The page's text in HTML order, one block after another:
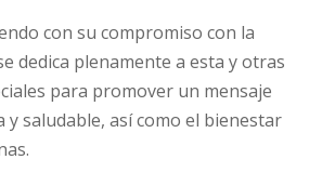
con su compromiso con la
dedica plenamente a esta y otras
para promover un mensaje
y saludable, así como el bienestar